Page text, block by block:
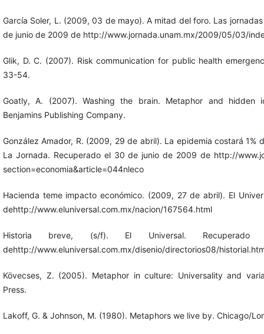
García Soler, L. (2009, 03 de mayo). A mitad del foro. Las
de junio de 2009 de http://www.jornada.unam.mx/2009/05/03/
Glik, D. C. (2007). Risk communication for public health
33-54.
Goatly, A. (2007). Washing the brain. Metaphor and hidden
Benjamins Publishing Company.
González Amador, R. (2009, 29 de abril). La epidemia costará 1%
La Jornada. Recuperado el 30 de junio de 2009 de http://
section=economia&article=044nleco
Hacienda teme impacto económico. (2009, 27 de abril). El
dehttp://www.eluniversal.com.mx/nacion/167564.html
Historia breve, (s/f). El Universal.
dehttp://www.eluniversal.com.mx/disenio/directorios08/
Kövecses, Z. (2005). Metaphor in culture: Universality and
Press.
Lakoff, G. & Johnson, M. (1980). Metaphors we live by. Chicago/